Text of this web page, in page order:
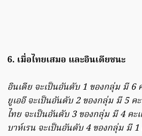
6. เมื่อไทยเสมอ และอินเดียชนะ
อินเดีย จะเป็นอันดับ 1 ของกลุ่ม มี 6
ยูเออี จะเป็นอันดับ 2 ของกลุ่ม มี 5 ค
ไทย จะเป็นอันดับ 3 ของกลุ่ม มี 4 ค
บาห์เรน จะเป็นอันดับ 4 ของกลุ่ม มี